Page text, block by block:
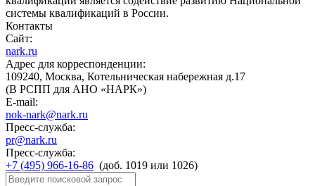
системы квалификаций в России.
Контакты
Сайт:
nark.ru
Адрес для корреспонденции:
109240, Москва, Котельническая набережная д.17
(В РСПП для АНО «НАРК»)
E-mail:
nok-nark@nark.ru
Пресс-служба:
pr@nark.ru
Пресс-служба:
+7 (495) 966-16-86 (доб. 1019 или 1026)